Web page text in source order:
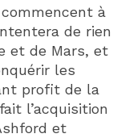
à
de rien
et de Mars, et
les
profit de la
l’acquisition
et